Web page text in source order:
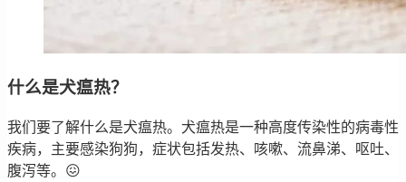
什么是犬瘟热？
我们要了解什么是犬瘟热。犬瘟热是一种高度传染性的病毒性
疾病，主要感染狗狗，症状包括发热、咳嗽、流鼻涕、呕吐、
腹泻等。😖